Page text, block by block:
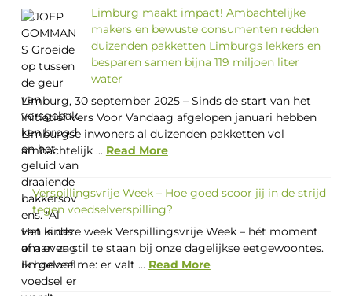
Limburg maakt impact! Ambachtelijke
makers en bewuste consumenten redden
duizenden pakketten Limburgs lekkers en
besparen samen bijna 119 miljoen liter
water
Limburg, 30 september 2025 – Sinds de start van het
initiatief Vers Voor Vandaag afgelopen januari hebben
Limburgse inwoners al duizenden pakketten vol
ambachtelijk ... Read More
Verspillingsvrije Week – Hoe goed scoor jij in de strijd
tegen voedselverspilling?
Het is deze week Verspillingsvrije Week – hét moment
om even stil te staan bij onze dagelijkse eetgewoontes.
En geloof me: er valt ... Read More